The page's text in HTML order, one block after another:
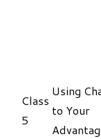
Class
5
Using
to Your